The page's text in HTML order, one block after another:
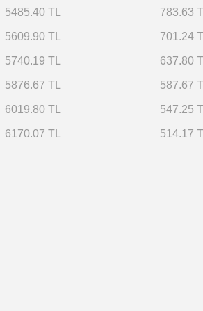
5485.40 TL 783.63
5609.90 TL 701.24
5740.19 TL 637.80
5876.67 TL 587.67
6019.80 TL 547.25
6170.07 TL 514.17